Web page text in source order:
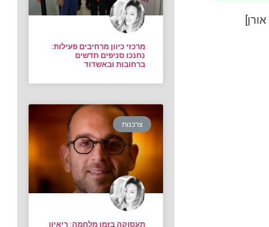
מרכזי כיוון מרחיבים פעילות:
נחנכו סניפים חדשים
ברחובות ובאשדוד
צרכנות
תעסוקה בזמן מלחמה: ריאיון